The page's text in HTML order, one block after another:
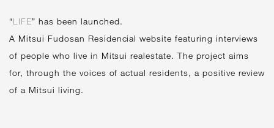
“LIFE” has been launched.
A Mitsui Fudosan Residencial website featuring interviews
of people who live in Mitsui realestate. The project aims
for, through the voices of actual residents, a positive review
of a Mitsui living.